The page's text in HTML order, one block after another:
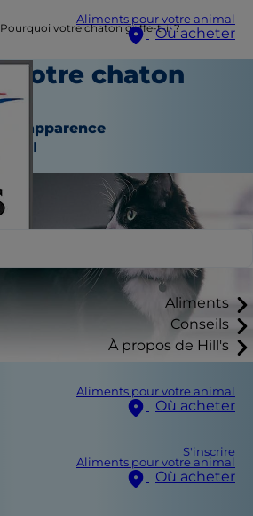
Aliments pour votre animal
Où acheter
Aliments
Conseils
À propos de Hill's
Aliments pour votre animal
Où acheter
S'inscrire
Aliments pour votre animal
Où acheter
Pourquoi votre chaton griffe-t-il ?
votre chaton
?
et apparence